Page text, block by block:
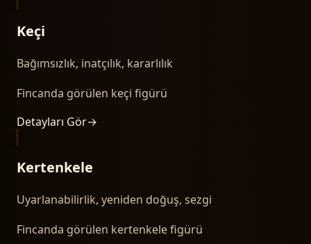
Keçi
Bağımsızlık, inatçılık, kararlılık
Fincanda görülen keçi figürü
Detayları Gör→
Kertenkele
Uyarlanabilirlik, yeniden doğuş, sezgi
Fincanda görülen kertenkele figürü